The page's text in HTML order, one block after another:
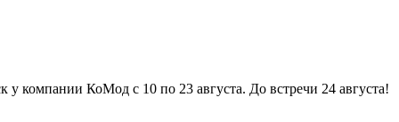
КоМод с 10 по 23 августа. До встречи 24 августа! ☼